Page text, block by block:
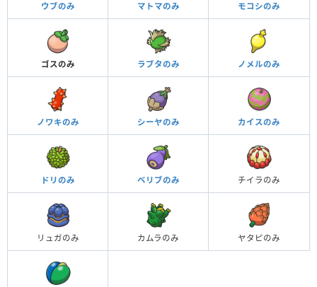
ウブのみ マトマのみ モコシのみ
ゴスのみ ラブタのみ ノメルのみ
ノワキのみ シーヤのみ カイスのみ
ドリのみ ベリブのみ チイラのみ
リュガのみ カムラのみ ヤタピのみ